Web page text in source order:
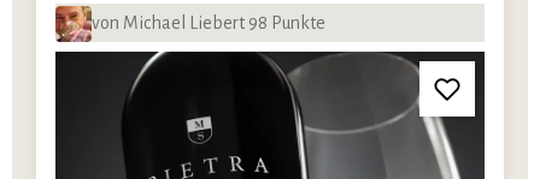
von Michael Liebert 98 Punkte